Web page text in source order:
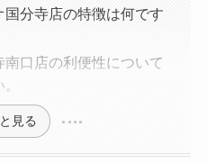
国分寺店の特徴は何です
南口店の利便性について
見る